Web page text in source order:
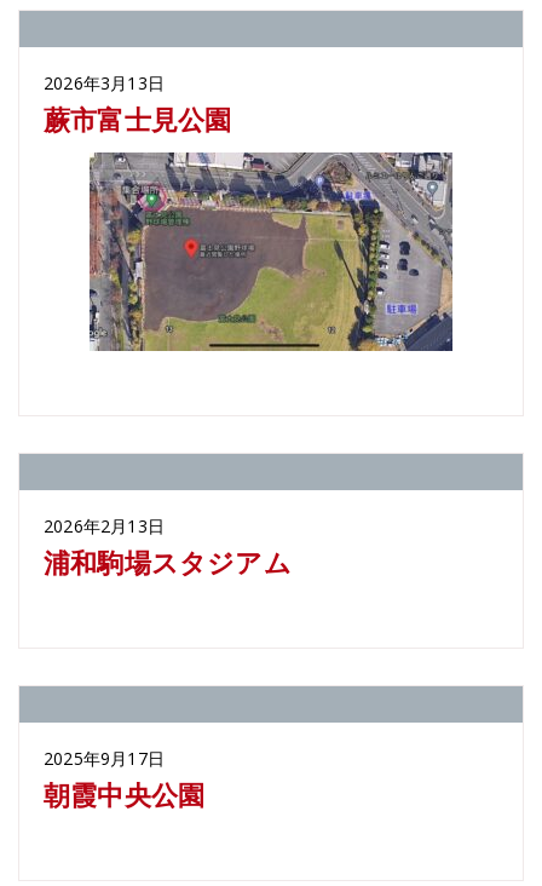
2026年3月13日
蕨市富士見公園
2026年2月13日
浦和駒場スタジアム
2025年9月17日
朝霞中央公園